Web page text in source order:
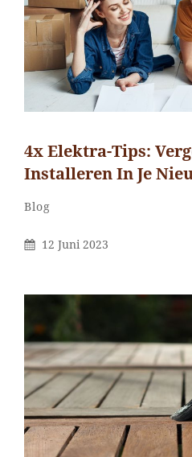
4x Elektra-Tips:
Installeren In Je
Categorieën
Blog
Gepubliceerd
12 Juni 2023